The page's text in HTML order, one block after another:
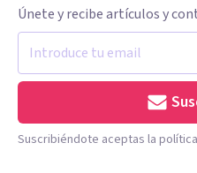
Únete y recibe artículos y
Suscribiéndote aceptas la